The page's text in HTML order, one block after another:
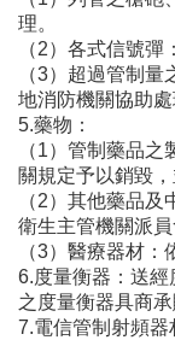
理。
（2）各式信號彈
（3）超過管制
地消防機關協助處
5.藥物：
（1）管制藥品
關規定予以銷毀
（2）其他藥品
衛生主管機關派員
（3）醫療器材：
6.度量衡器：送
之度量衡器具商承
7.電信管制射頻